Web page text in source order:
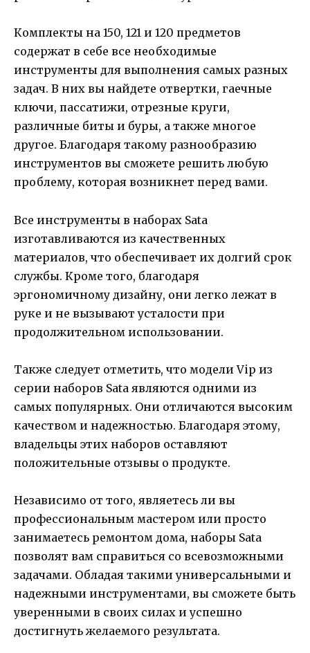
Комплекты на 150, 121 и 120 предметов
содержат в себе все необходимые
инструменты для выполнения самых разных
задач. В них вы найдете отвертки, гаечные
ключи, пассатижи, отрезные круги,
различные биты и буры, а также многое
другое. Благодаря такому разнообразию
инструментов вы сможете решить любую
проблему, которая возникнет перед вами.
Все инструменты в наборах Sata
изготавливаются из качественных
материалов, что обеспечивает их долгий срок
службы. Кроме того, благодаря
эргономичному дизайну, они легко лежат в
руке и не вызывают усталости при
продолжительном использовании.
Также следует отметить, что модели Vip из
серии наборов Sata являются одними из
самых популярных. Они отличаются высоким
качеством и надежностью. Благодаря этому,
владельцы этих наборов оставляют
положительные отзывы о продукте.
Независимо от того, являетесь ли вы
профессиональным мастером или просто
занимаетесь ремонтом дома, наборы Sata
позволят вам справиться со всевозможными
задачами. Обладая такими универсальными и
надежными инструментами, вы сможете быть
уверенными в своих силах и успешно
достигнуть желаемого результата.